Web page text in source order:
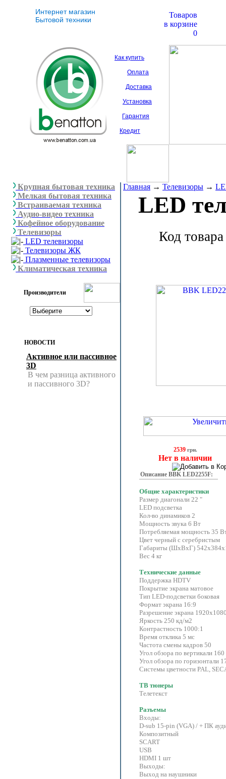
Интернет магазин
Бытовой техники
Товаров
в корзине
0
Как купить
Оплата
Доставка
Установка
Гарантия
Кредит
Крупная бытовая техника
Мелкая бытовая техника
Встраиваемая техника
Аудио-видео техника
Кофейное оборудование
Телевизоры
LED телевизоры
Телевизоры ЖК
Плазменные телевизоры
Климатическая техника
Производители
НОВОСТИ
Активное или пассивное
3D
В чем разница активного
и пассивного 3D?
Главная → Телевизоры →
LED
Код
2539грн.
Нет в наличии
Описание BBK LED2255F:
Общие характеристики
Размер диагонали 22 "
LED подсветка
Кол-во динамиков 2
Мощность звука 6 Вт
Потребляемая мощность 35
Цвет черный с серебристым
Габариты (ШхВхГ)
Вес 4 кг
Технические данные
Поддержка HDTV
Покрытие экрана матовое
Тип LED-подсветки боковая
Формат экрана 16:9
Разрешение экрана
Яркость 250 кд/м2
Контрастность 1000:1
Время отклика 5 мс
Частота смены кадров 50
Угол обзора по вертикали 160
Угол обзора по горизонтали
Системы цветности PAL,
ТВ тюнеры
Телетекст
Разъемы
Входы:
D-sub 15-pin (VGA) / + ПК
Композитный
SCART
USB
HDMI 1 шт
Выходы:
Выход на наушники